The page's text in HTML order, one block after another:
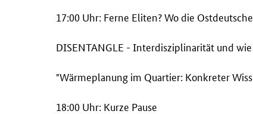
17:00 Uhr: Ferne Eliten? Wo die
DISENTANGLE - Interdisziplinarität und
"Wärmeplanung im Quartier: Konkreter
18:00 Uhr: Kurze Pause